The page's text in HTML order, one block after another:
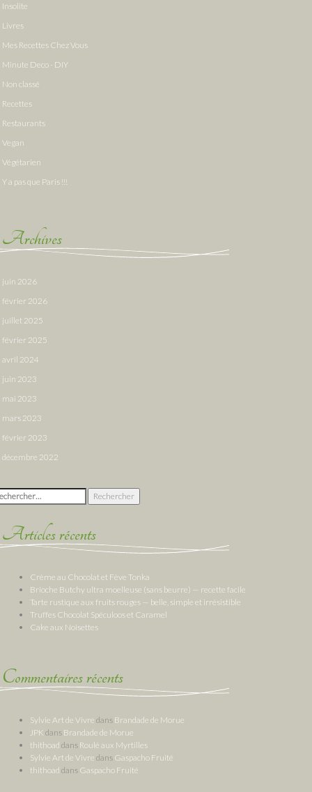
Insolite
Livres
Mes Recettes Chez Vous
Minute Deco - DIY
Non classé
Recettes
Restaurants
Vegan
Végétarien
Y a pas que Paris !!!
Archives
juin 2026
février 2026
juillet 2025
février 2025
avril 2024
juin 2023
mai 2023
mars 2023
février 2023
décembre 2022
:
Articles récents
Crème au Chocolat et Fève Tonka
Brioche Butchy ultra moelleuse (sans beurre) — recette facile
Tarte rustique aux fruits rouges — belle, simple et irrésistible
Truffes Chocolat Spéculoos et Caramel
Cake aux Noisettes
Commentaires récents
Sylvie Art de Vivre dans Brandade de Morue
JPK dans Brandade de Morue
thithoad dans Roulé aux Myrtilles
Sylvie Art de Vivre dans Gaspacho Fruité
thithoad dans Gaspacho Fruité